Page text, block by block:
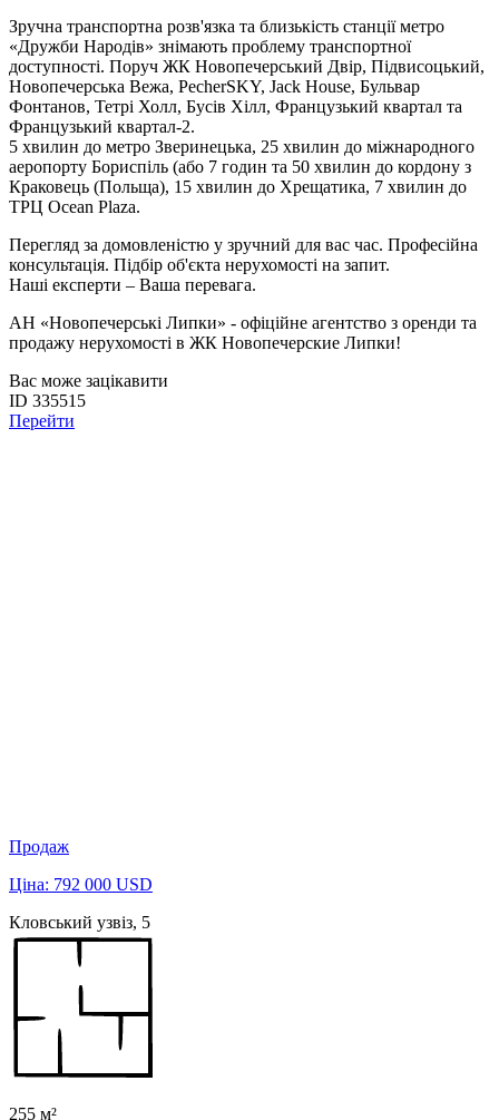
Зручна транспортна розв'язка та близькість станції метро
«Дружби Народів» знімають проблему транспортної
доступності. Поруч ЖК Новопечерський Двір, Підвисоцький,
Новопечерська Вежа, PecherSKY, Jack House, Бульвар
Фонтанов, Тетрі Холл, Бусів Хілл, Французький квартал та
Французький квартал-2.
5 хвилин до метро Зверинецька, 25 хвилин до міжнародного
аеропорту Бориспіль (або 7 годин та 50 хвилин до кордону з
Краковець (Польща), 15 хвилин до Хрещатика, 7 хвилин до
ТРЦ Ocean Plaza.
Перегляд за домовленістю у зручний для вас час. Професійна
консультація. Підбір об'єкта нерухомості на запит.
Наші експерти – Ваша перевага.
АН «Новопечерські Липки» - офіційне агентство з оренди та
продажу нерухомості в ЖК Новопечерские Липки!
Вас може зацікавити
ID 335515
Перейти
Продаж
Ціна: 792 000 USD
Кловський узвіз, 5
255 м²